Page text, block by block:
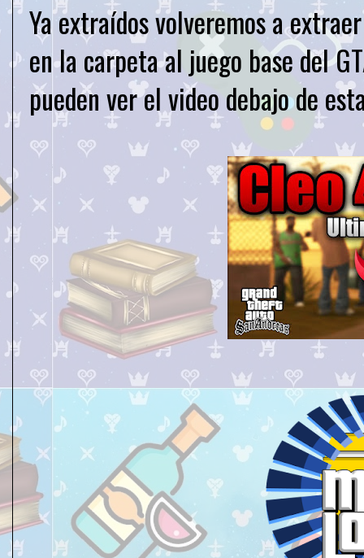
Ya extraídos volveremos a
en la carpeta al juego base del
pueden ver el video debajo de